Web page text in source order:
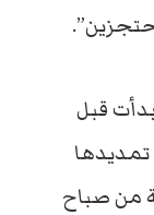
بدأت قبل
من صباح